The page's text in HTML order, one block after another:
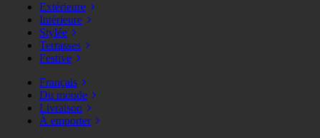
Extérieure
Intérieure
Stylée
Terrasses
Festive
Français
Du monde
Livraison
À emporter